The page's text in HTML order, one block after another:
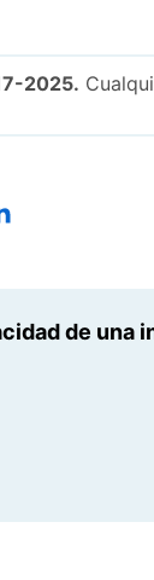
2025.
de una